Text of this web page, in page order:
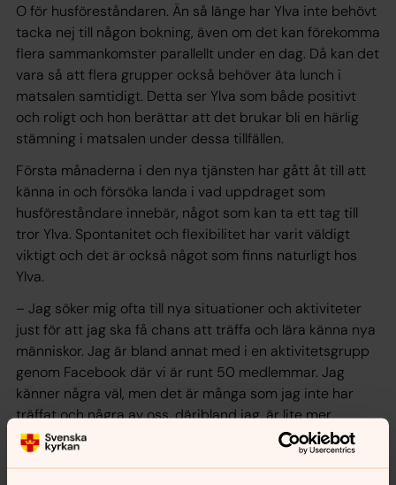
O för husföreståndaren. Än så länge har Ylva inte behövt
tacka nej till någon bokning, även om det kan förekomma
flera sammankomster parallellt under en dag. Då kan det
vara så att flera grupper också behöver äta lunch i
matsalen samtidigt. Detta ser Ylva som både positivt
och roligt och hon berättar att det brukar bli en härlig
stämning i matsalen under dessa tillfällen.
Första månaderna i den nya tjänsten har gått åt till att
känna in och försöka landa i vad uppdraget som
husföreståndare innebär, något som kan ta ett tag till
tror Ylva. Spontanitet och flexibilitet har varit väldigt
viktigt och det är också något som finns naturligt hos
Ylva.
– Jag söker mig ofta till nya situationer och aktiviteter
just för att jag ska få chans att träffa och lära känna nya
människor. Jag är bland annat med i en aktivitetsgrupp
genom Facebook där vi är runt 50 medlemmar. Jag
känner några väl, men det är många som jag inte har
träffat och några av oss, däribland jag, är lite mer
drivande. Det kan bjudas in till aktiviteter som till
exempel samtalspromenader, fika, filmkvällar, grillning